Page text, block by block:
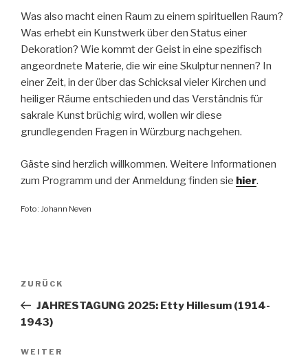
Was also macht einen Raum zu einem spirituellen Raum?
Was erhebt ein Kunstwerk über den Status einer
Dekoration? Wie kommt der Geist in eine spezifisch
angeordnete Materie, die wir eine Skulptur nennen? In
einer Zeit, in der über das Schicksal vieler Kirchen und
heiliger Räume entschieden und das Verständnis für
sakrale Kunst brüchig wird, wollen wir diese
grundlegenden Fragen in Würzburg nachgehen.
Gäste sind herzlich willkommen. Weitere Informationen
zum Programm und der Anmeldung finden sie hier.
Foto: Johann Neven
Beitragsnavigation
Vorheriger
Beitrag
ZURÜCK
JAHRESTAGUNG 2025: Etty Hillesum (1914-
1943)
Nächster
WEITER